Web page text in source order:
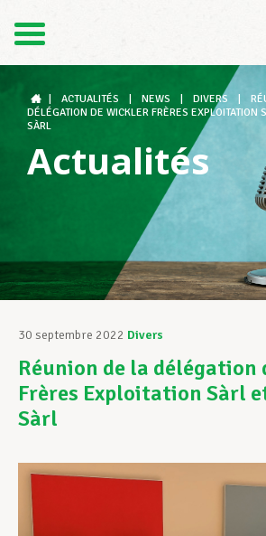
DE
Le LCGB
Structures syndicales
Assistance au Travail
Vos droits
Développement
ACTUALITÉS NEWS DIVERS
DÉLÉGATION DE WICKLER FRÈRES EXPLOITATION
SÀRL
Actualités
30 septembre 2022 Divers
Réunion de la délégation
Frères Exploitation Sàrl
Sàrl